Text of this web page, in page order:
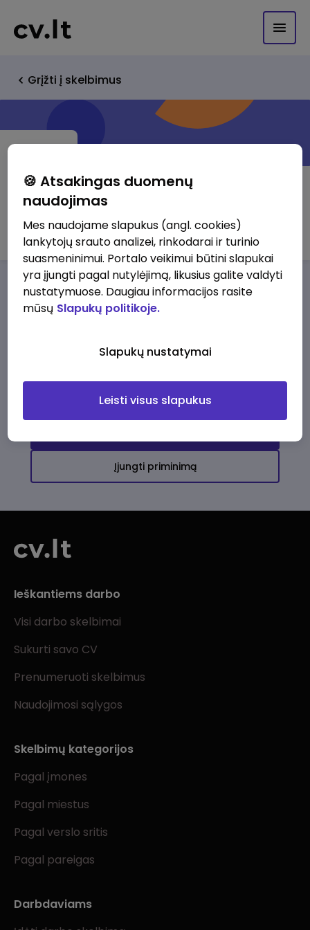
Grįžti į skelbimus
UAB Tinklelis
Darbo pasiūlymaiApie musPrivalumai
darbo pasiūlymų
Įjungti priminimą
Ieškantiems darbo
Visi darbo skelbimai
Sukurti savo CV
Prenumeruoti skelbimus
Naudojimosi sąlygos
Skelbimų kategorijos
Pagal įmones
Pagal miestus
Pagal verslo sritis
Pagal pareigas
Darbdaviams
🍪 Atsakingas duomenų
naudojimas
Mes naudojame slapukus (angl. cookies)
lankytojų srauto analizei, rinkodarai ir turinio
suasmeninimui. Portalo veikimui būtini slapukai
yra įjungti pagal nutylėjimą, likusius galite valdyti
nustatymuose. Daugiau informacijos rasite
mūsų Slapukų politikoje.
Slapukų nustatymai
Leisti visus slapukus